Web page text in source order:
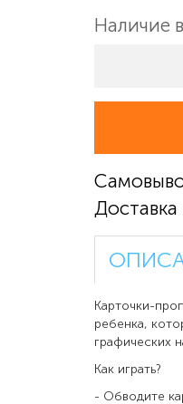
Наличие
Доставка
Карточки-
ребенка,
графических
Как играть?
- Обводите